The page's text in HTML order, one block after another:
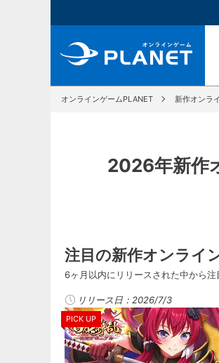
オンラインゲームPLANET 新作オンラ
2026年新作
注目の新作オンライ
6ヶ月以内にリリースされた中から
リリース日：2026/7/3
PICK UP